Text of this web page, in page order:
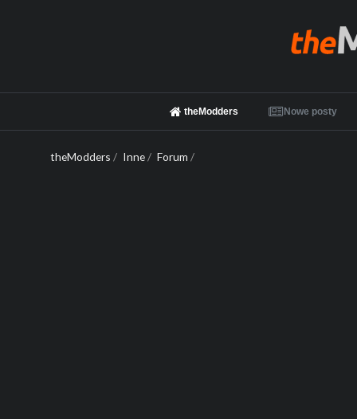
theModders Nowe posty
theModders / Inne/ Forum /